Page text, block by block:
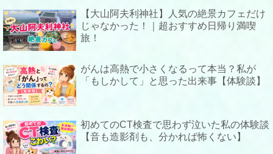
【大山阿夫利神社】人気の絶景カフェだけ
じゃなかった！｜超おすすめ日帰り満喫
旅！
がんは高熱で小さくなるって本当？私が
「もしかして」と思った出来事【体験談】
初めてのCT検査で思わず泣いた私の体験談
【音も造影剤も、分かれば怖くない】